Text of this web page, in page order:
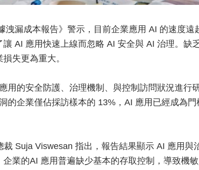
洩漏成本報告》警示，目前企業應用 AI 的速度遠
AI 應用快速上線而忽略 AI 安全與 AI 治理。缺
失更為重大。
用的安全防護、治理機制、與控制訪問狀況進行
的企業僅佔採訪樣本的 13%，AI 應用已經成為
裁 Suja Viswesan 指出，報告結果顯示 AI 應用與
業的AI 應用普遍缺少基本的存取控制，導致機